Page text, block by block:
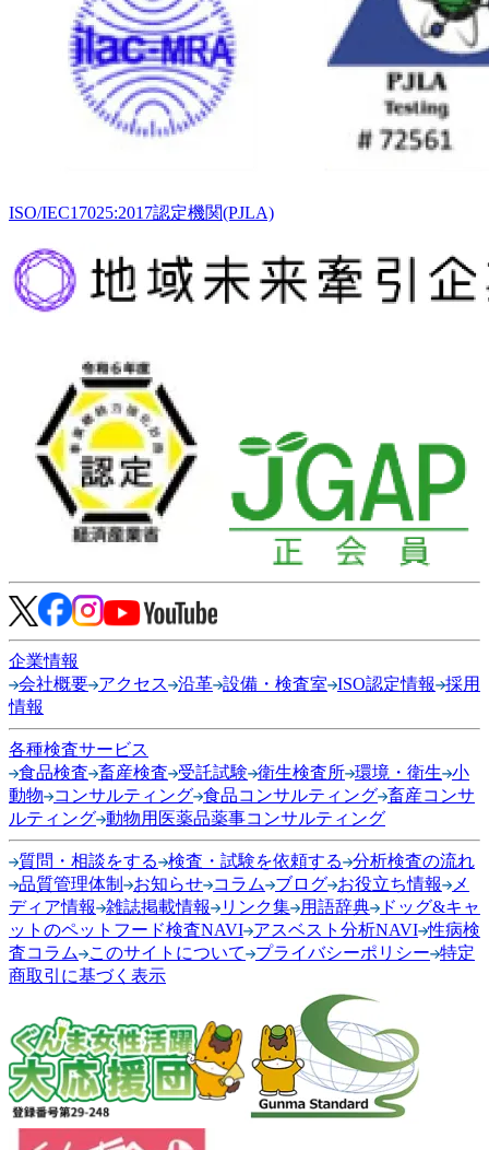
ISO/IEC17025:2017認定機関(PJLA)
企業情報
会社概要 アクセス 沿革 設備・検査室 ISO認定情報
採用
情報
各種検査サービス
食品検査 畜産検査 受託試験 衛生検査所 環境・衛生 小
動物
コンサルティング 食品コンサルティング 畜産コンサ
ルティング 動物用医薬品薬事コンサルティング
質問・相談をする 検査・試験を依頼する
分析検査の流れ
品質管理体制
お知らせ コラム ブログ お役立ち情報
メ
ディア情報
雑誌掲載情報 リンク集 用語辞典
ドッグ&キャ
ットのペットフード検査NAVI アスベスト分析NAVI 性病検
査コラム
このサイトについて プライバシーポリシー 特定
商取引に基づく表示